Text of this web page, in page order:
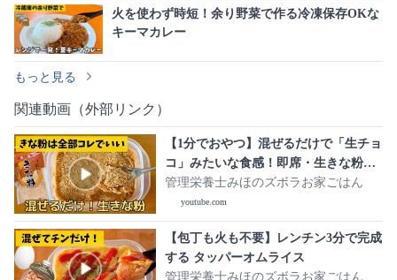
火を使わず時短！余り野菜で作る冷凍保存OKな
キーマカレー
もっと見る
関連動画（外部リンク）
【1分でおやつ】混ぜるだけで「生チョ
コ」みたいな食感！即席・生きな粉の
作り方
管理栄養士みほのズボラお家ごはん
youtube.com
【包丁も火も不要】レンチン3分で完成
する タッパーオムライス
管理栄養士みほのズボラお家ごはん